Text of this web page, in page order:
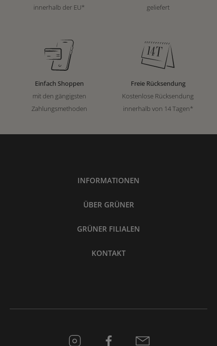
innerhalb der EU*
geliefert
Einfach Shoppen
mit den gängigsten
Zahlungsmethoden
Freie Rücksendung
Kostenlose Rücksendung
innerhalb von 14 Tagen*
INFORMATIONEN
ÜBER GRÜNER
GRÜNER FILIALEN
KONTAKT